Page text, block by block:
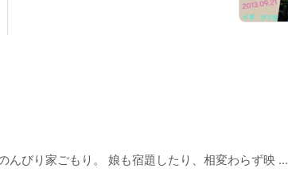
んびり家ごもり。 娘も宿題したり、相変わらず映 ...